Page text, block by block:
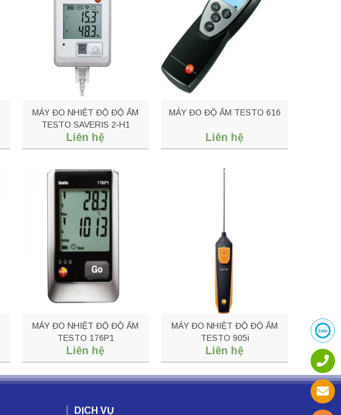
MÁY ĐO NHIỆT ĐỘ ĐỘ ẨM
TESTO SAVERIS 2-H1
Liên hệ
MÁY ĐO ĐỘ ẨM TESTO 616
Liên hệ
MÁY ĐO NHIỆT ĐỘ ĐỘ ẨM
TESTO 176P1
Liên hệ
MÁY ĐO NHIỆT ĐỘ ĐỘ ẨM
TESTO 905i
Liên hệ
DỊCH VỤ